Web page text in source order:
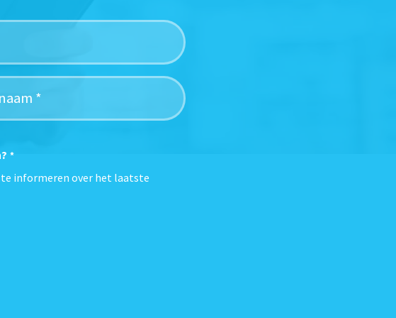
*
informeren over het laatste